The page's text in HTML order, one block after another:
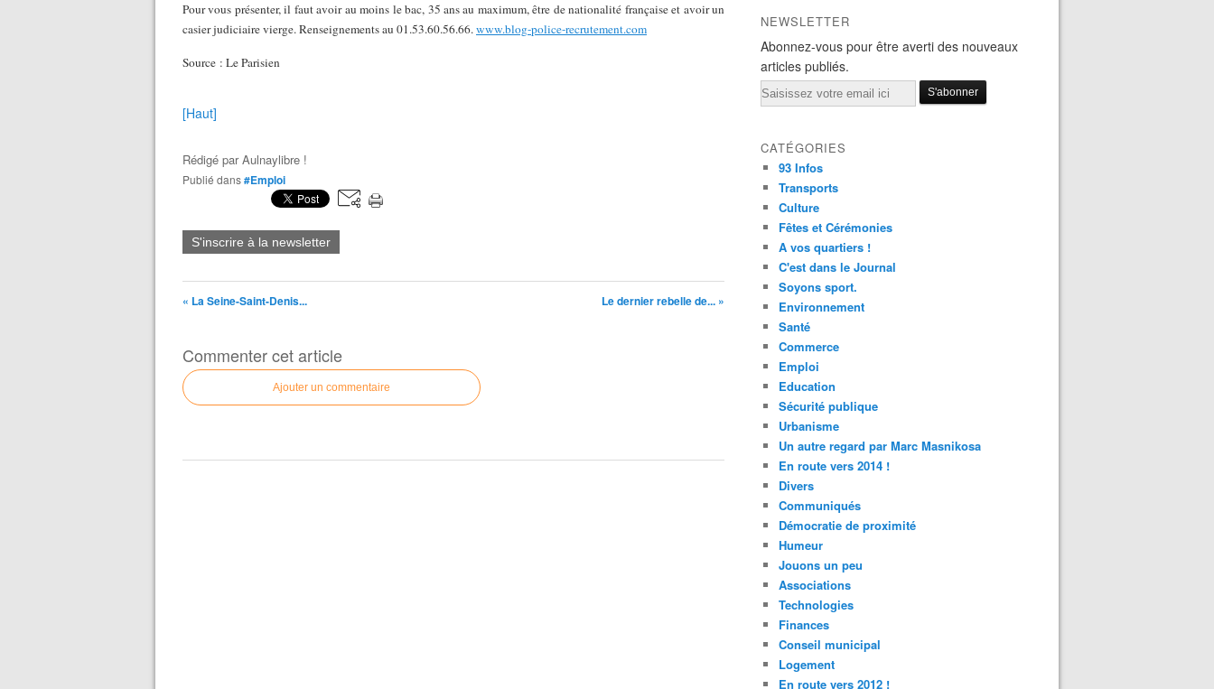
Pour vous présenter, il faut avoir au moins le bac, 35 ans au maximum, être de nationalité française et avoir un
casier judiciaire vierge. Renseignements au 01.53.60.56.66.www.blog-police-recrutement.com
Source : Le Parisien
[Haut]
Rédigé parAulnaylibre !
Publié dans#Emploi
S'inscrire à la newsletter
« La Seine-Saint-Denis... Le dernier rebelle de... »
Commenter cet article
Ajouter un commentaire
NEWSLETTER
Abonnez-vous pour être averti des nouveaux
articles publiés.
Email
CATÉGORIES
93 Infos
Transports
Culture
Fêtes et Cérémonies
A vos quartiers !
C'est dans le Journal
Soyons sport.
Environnement
Santé
Commerce
Emploi
Education
Sécurité publique
Urbanisme
Un autre regard par Marc Masnikosa
En route vers 2014 !
Divers
Communiqués
Démocratie de proximité
Humeur
Jouons un peu
Associations
Technologies
Finances
Conseil municipal
Logement
En route vers 2012 !